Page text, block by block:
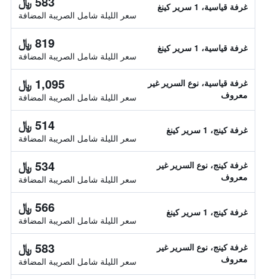
غرفة قياسية، 1 سرير كينغ
سعر الليلة شامل الصريبة المضافة
غرفة قياسية، 1 سرير كينغ 819 ﷼
سعر الليلة شامل الصريبة المضافة
غرفة قياسية، نوع السرير غير
معروف
1,095 ﷼
سعر الليلة شامل الصريبة المضافة
غرفة كينج، 1 سرير كينغ 514 ﷼
سعر الليلة شامل الصريبة المضافة
غرفة كينج، نوع السرير غير
معروف
534 ﷼
سعر الليلة شامل الصريبة المضافة
غرفة كينج، 1 سرير كينغ 566 ﷼
سعر الليلة شامل الصريبة المضافة
غرفة كينج، نوع السرير غير
معروف
583 ﷼
سعر الليلة شامل الصريبة المضافة